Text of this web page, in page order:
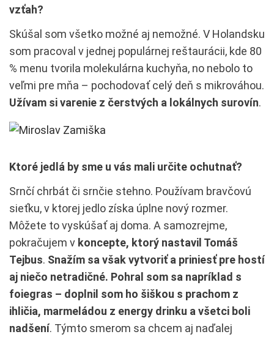
vzťah?
Skúšal som všetko možné aj nemožné. V Holandsku
som pracoval v jednej populárnej reštaurácii, kde 80
% menu tvorila molekulárna kuchyňa, no nebolo to
veľmi pre mňa – pochodovať celý deň s mikrováhou.
Užívam si varenie z čerstvých a lokálnych surovín.
Ktoré jedlá by sme u vás mali určite ochutnať?
Srnčí chrbát či srnčie stehno. Používam bravčovú
sieťku, v ktorej jedlo získa úplne nový rozmer.
Môžete to vyskúšať aj doma. A samozrejme,
pokračujem v koncepte, ktorý nastavil Tomáš
Tejbus. Snažím sa však vytvoriť a priniesť pre hostí
aj niečo netradičné. Pohral som sa napríklad s
foiegras – doplnil som ho šiškou s prachom z
ihličia, marmeládou z energy drinku a všetci boli
nadšení. Týmto smerom sa chcem aj naďalej